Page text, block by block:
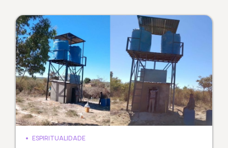
ESPIRITUALIDADE